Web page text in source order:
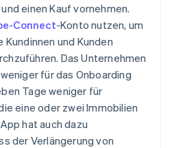
einen Kauf vornehmen.
Connect-Konto nutzen, um
und Kunden
Das Unternehmen
für das Onboarding
Tage weniger für
eine oder zwei Immobilien
hat auch dazu
der Verlängerung von